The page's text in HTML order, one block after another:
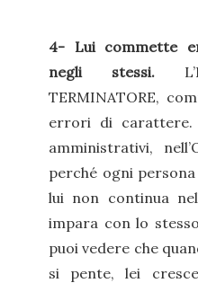
4- Lui commette
negli stessi.
TERMINATORE,
errori di
amministrativi,
perché ogni
lui non continua
impara con lo
puoi vedere che
si pente, lei